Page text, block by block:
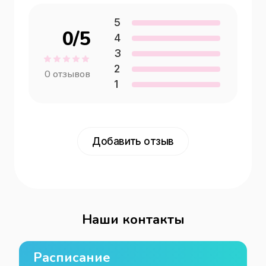
0/5
0 отзывов
5
4
3
2
1
Добавить отзыв
Наши контакты
Расписание